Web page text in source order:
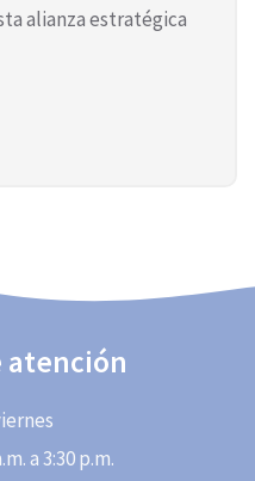
alianza estratégica
atención
a 3:30 p.m.